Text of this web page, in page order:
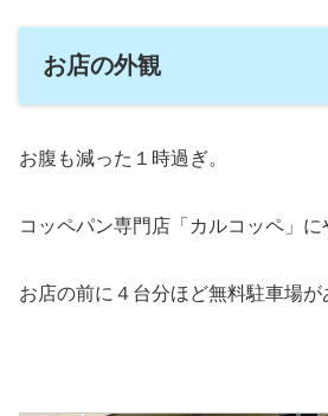
お店の外観
お腹も減った１時過ぎ。
コッペパン専門店「カルコッペ」に
お店の前に４台分ほど無料駐車場が